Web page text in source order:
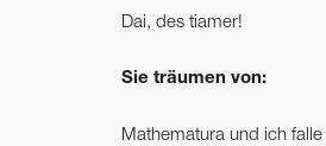
Dai, des tiamer!
Sie träumen von:
Mathematura und ich